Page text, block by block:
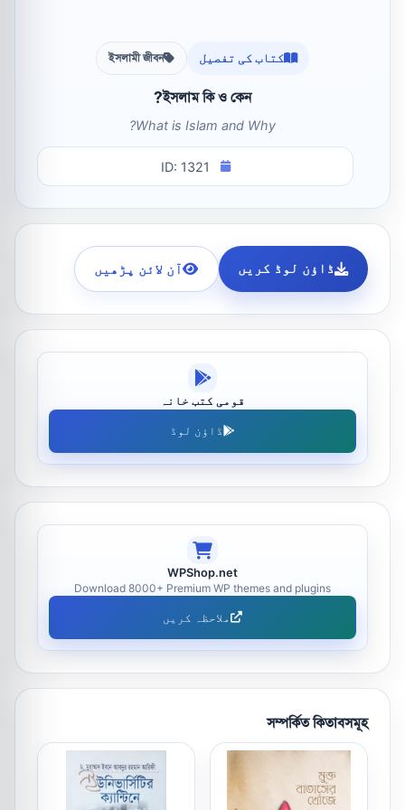
کتاب کی تفصیل ইসলামী জীবন
ইসলাম কি ও কেন?
What is Islam and Why?
ID: 1321
ڈاؤن لوڈ کریں آن لائن پڑھیں
قومی کتب خانہ
ڈاؤن لوڈ
WPShop.net
Download 8000+ Premium WP themes and plugins
ملاحظہ کریں
সম্পর্কিত কিতাবসমূহ